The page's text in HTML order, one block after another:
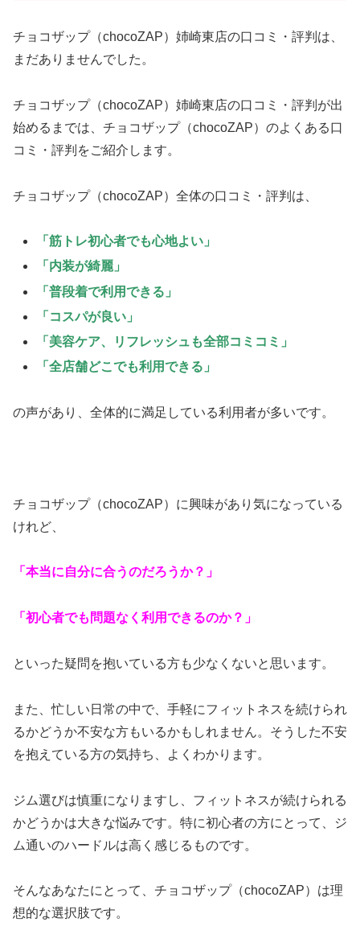
チョコザップ（chocoZAP）姉崎東店の口コミ・評判は、
まだありませんでした。
チョコザップ（chocoZAP）姉崎東店の口コミ・評判が出
始めるまでは、チョコザップ（chocoZAP）のよくある口
コミ・評判をご紹介します。
チョコザップ（chocoZAP）全体の口コミ・評判は、
「筋トレ初心者でも心地よい」
「内装が綺麗」
「普段着で利用できる」
「コスパが良い」
「美容ケア、リフレッシュも全部コミコミ」
「全店舗どこでも利用できる」
の声があり、全体的に満足している利用者が多いです。
チョコザップ（chocoZAP）に興味があり気になっている
けれど、
「本当に自分に合うのだろうか？」
「初心者でも問題なく利用できるのか？」
といった疑問を抱いている方も少なくないと思います。
また、忙しい日常の中で、手軽にフィットネスを続けられ
るかどうか不安な方もいるかもしれません。そうした不安
を抱えている方の気持ち、よくわかります。
ジム選びは慎重になりますし、フィットネスが続けられる
かどうかは大きな悩みです。特に初心者の方にとって、ジ
ム通いのハードルは高く感じるものです。
そんなあなたにとって、チョコザップ（chocoZAP）は理
想的な選択肢です。